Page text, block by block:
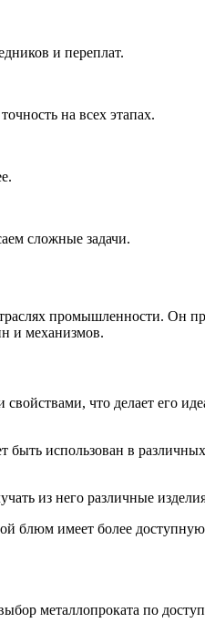
и переплат.
на всех этапах.
сложные задачи.
промышленности. Он
и механизмов.
что делает его
использован в
из него различные
блюм имеет более
металлопроката по